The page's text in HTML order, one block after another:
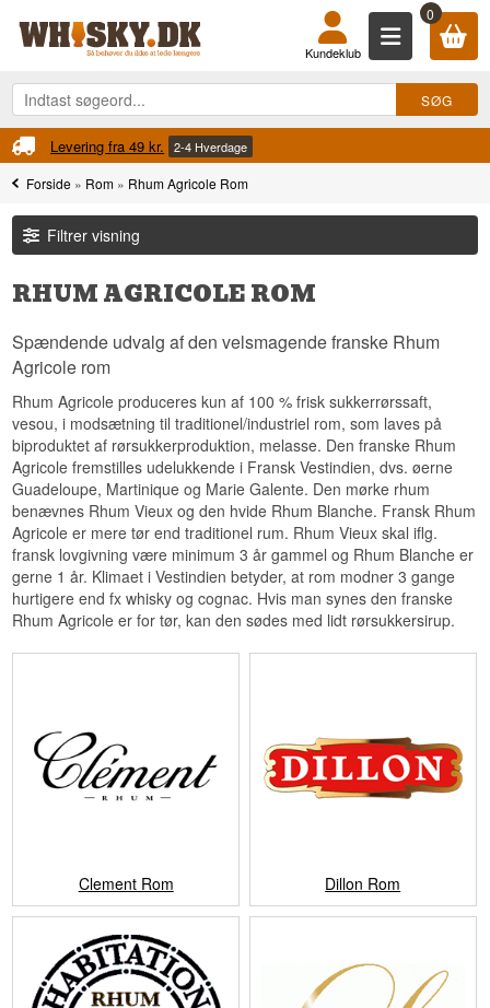
0
Kundeklub
Fri fragt Ved køb over 899 kr.
Forside » Rom » Rhum Agricole Rom
Filtrer visning
RHUM AGRICOLE ROM
Spændende udvalg af den velsmagende franske Rhum
Agricole rom
Rhum Agricole produceres kun af 100 % frisk sukkerrørssaft,
vesou, i modsætning til traditionel/industriel rom, som laves på
biproduktet af rørsukkerproduktion, melasse. Den franske Rhum
Agricole fremstilles udelukkende i Fransk Vestindien, dvs. øerne
Guadeloupe, Martinique og Marie Galente. Den mørke rhum
benævnes Rhum Vieux og den hvide Rhum Blanche. Fransk Rhum
Agricole er mere tør end traditionel rum. Rhum Vieux skal iflg.
fransk lovgivning være minimum 3 år gammel og Rhum Blanche er
gerne 1 år. Klimaet i Vestindien betyder, at rom modner 3 gange
hurtigere end fx whisky og cognac. Hvis man synes den franske
Rhum Agricole er for tør, kan den sødes med lidt rørsukkersirup.
Clement Rom Dillon Rom